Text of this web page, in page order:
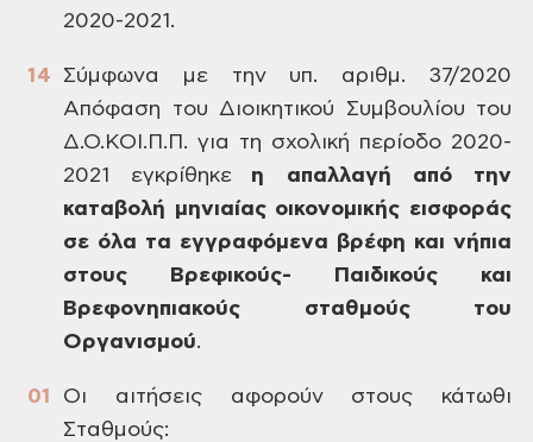
2020-2021.
Σύμφωνα με την υπ. αριθμ. 37/2020
Απόφαση του Διοικητικού Συμβουλίου του
Δ.Ο.ΚΟΙ.Π.Π. για τη σχολική περίοδο 2020-
2021 εγκρίθηκε η απαλλαγή από την
καταβολή μηνιαίας οικονομικής εισφοράς
σε όλα τα εγγραφόμενα βρέφη και νήπια
στους Βρεφικούς- Παιδικούς και
Βρεφονηπιακούς σταθμούς του
Οργανισμού.
Οι αιτήσεις αφορούν στους κάτωθι
Σταθμούς: